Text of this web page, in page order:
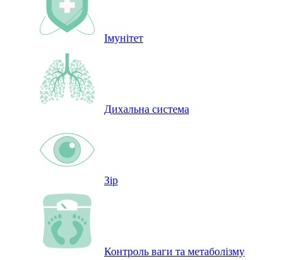
Імунітет
Дихальна система
Зір
Контроль ваги та метаболізму